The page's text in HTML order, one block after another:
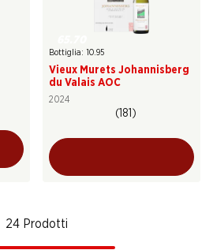
Bottiglia: 10.95
Vieux Murets Johannisberg
du Valais AOC
2024
(181)
24 Prodotti